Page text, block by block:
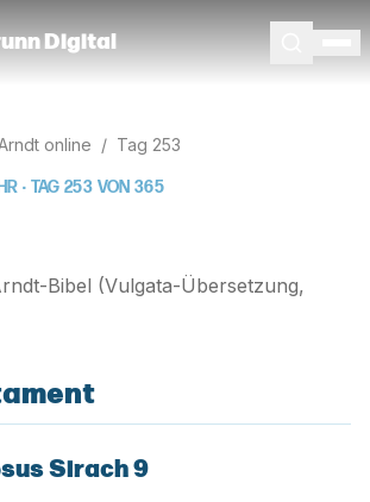
Digital
online / Tag 253
· TAG253 VON 365
Bibel (Vulgata-Übersetzung,
Sirach 9